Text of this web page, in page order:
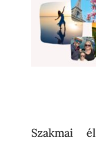
Szakmai